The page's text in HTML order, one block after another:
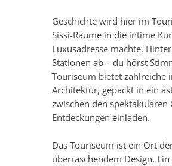
Geschichte wird hier im
Sissi-Räume in die intime
Luxusadresse machte.
Stationen ab – du hörst
Touriseum bietet zahlreiche
Architektur, gepackt in ein
zwischen den
Entdeckungen einladen.
Das Touriseum ist ein Ort
überraschendem Design.